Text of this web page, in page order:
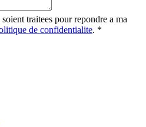
traitees pour repondre a ma
de confidentialite. *